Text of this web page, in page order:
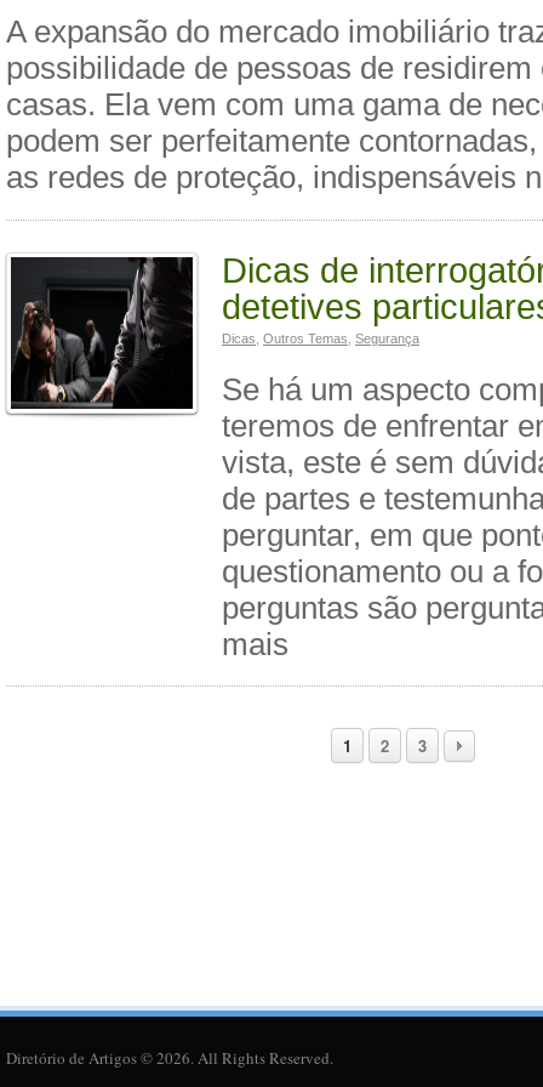
A expansão do mercado imobiliário
possibilidade de pessoas de
casas. Ela vem com uma gama de
podem ser perfeitamente
as redes de proteção, indispensáveis
Dicas de
detetives
Dicas Outros Temas Segurança
Se há um aspecto
teremos de enfrentar
vista, este é sem
de partes e
perguntar, em que
questionamento ou a
perguntas são
mais
1 2 3
Diretório de Artigos © 2026. All Rights Reserved.